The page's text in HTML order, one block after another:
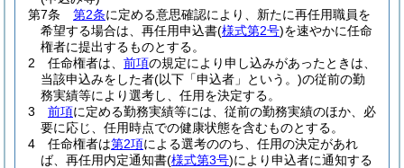
第7条
第2条に定める意思確認により、新たに再任用職員を
希望する場合は、再任用申込書(様式第2号)を速やかに任命
権者に提出するものとする。
2
任命権者は、 前項の規定により申し込みがあったときは、
当該申込みをした者(以下「申込者」という。)の従前の勤
務実績等により選考し、任用を決定する。
3
前項に定める勤務実績等には、従前の勤務実績のほか、必
要に応じ、任用時点での健康状態を含むものとする。
4
任命権者は第2項による選考ののち、任用の決定があれ
ば、再任用内定通知書(様式第3号)により申込者に通知する